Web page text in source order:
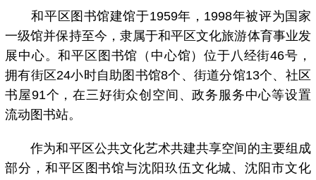
和平区图书馆建馆于1959年，1998年被评为国家
一级馆并保持至今，隶属于和平区文化旅游体育事业发
展中心。和平区图书馆（中心馆）位于八经街46号，
拥有街区24小时自助图书馆8个、街道分馆13个、社区
书屋91个，在三好街众创空间、政务服务中心等设置
流动图书站。
作为和平区公共文化艺术共建共享空间的主要组成
部分，和平区图书馆与沈阳玖伍文化城、沈阳市文化